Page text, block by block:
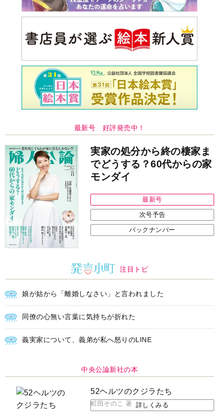
最新号 好評発売中！
実家の処分から終の棲家ま
でどうする？60代からの家
モンダイ
最新号
次号予告
バックナンバー
注目トピ
娘が姑から「離婚しなさい」と言われました
同僚の心無い言葉に気持ちが折れた
義実家について、義弟が私へ怒りのLINE
中央公論新社の本
52ヘルツのクジラたち
町田そのこ 著 詳しくみる